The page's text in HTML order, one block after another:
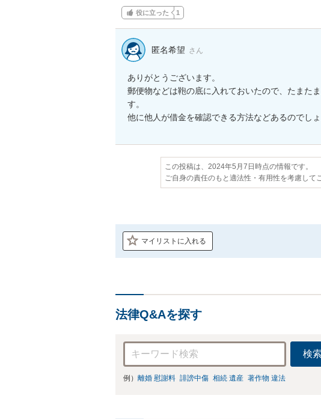
役に立った 1
匿名希望 さん
ありがとうございます。
郵便物などは鞄の底に入れておいたので、たまた
す。
他に他人が借金を確認できる方法などあるのでし
この投稿は、2024年5月7日時点の情報です。
ご自身の責任のもと適法性・有用性を考慮して
マイリストに入れる
法律Q&Aを探す
検索
例） 離婚 慰謝料 誹謗中傷 相続 遺産 著作物 違法